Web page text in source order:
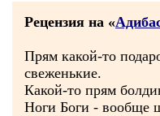
Рецензия на «
Прям какой-то
свеженькие.
Какой-то прям
Ноги Боги - вообще